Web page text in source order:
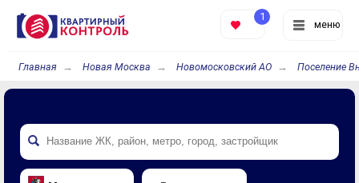
меню
1
Главная Новая Москва Новомосковский АО Поселение